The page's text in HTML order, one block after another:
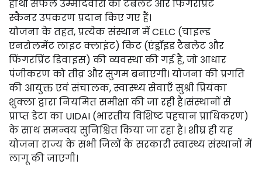
हाथों सफल उम्मीदवारों को टैबलेट और फिंगरप्रिंट
स्कैनर उपकरण प्रदान किए गए हैं।
योजना के तहत, प्रत्येक संस्थान में CELC (चाइल्ड
एनरोलमेंट लाइट क्लाइंट) किट (एंड्रॉइड टैबलेट और
फिंगरप्रिंट डिवाइस) की व्यवस्था की गई है, जो आधार
पंजीकरण को तीव्र और सुगम बनाएगी। योजना की प्रगति
की आयुक्त एवं संचालक, स्वास्थ्य सेवाएँ सुश्री प्रियंका
शुक्ला द्वारा नियमित समीक्षा की जा रही है।संस्थानों से
प्राप्त डेटा का UIDAI (भारतीय विशिष्ट पहचान प्राधिकरण)
के साथ समन्वय सुनिश्चित किया जा रहा है। शीघ्र ही यह
योजना राज्य के सभी जिलों के सरकारी स्वास्थ्य संस्थानों में
लागू की जाएगी।